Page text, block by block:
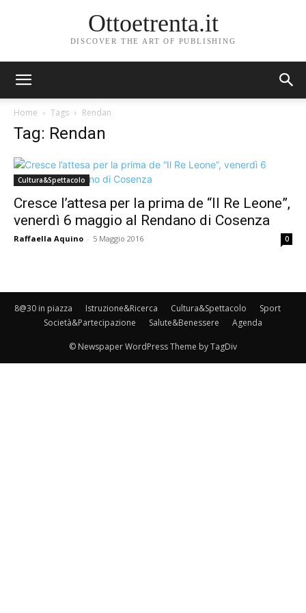
Ottoetrenta.it
DISCOVER THE ART OF PUBLISHING
Home Tags Rendan
Tag: Rendan
Cultura&Spettacolo
Cresce l’attesa per la prima de “Il Re Leone”,
venerdì 6 maggio al Rendano di Cosenza
Raffaella Aquino - 5 Maggio 2016 0
8@30 in piazza Istruzione&Ricerca Cultura&Spettacolo
Sport
Società&Partecipazione
Salute&Benessere Agenda
© Newspaper WordPress Theme by TagDiv